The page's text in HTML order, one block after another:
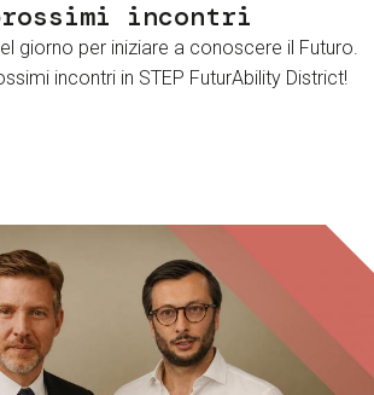
incontri
giorno per iniziare a conoscere il Futuro.
incontri in STEP FuturAbility District!